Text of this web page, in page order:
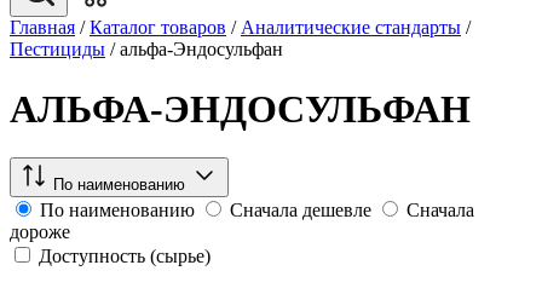
Главная / Каталог товаров / Аналитические стандарты /
Пестициды / альфа-Эндосульфан
АЛЬФА-ЭНДОСУЛЬФАН
По наименованию
По наименованию Сначала дешевле
Сначала
дороже
Доступность (сырье)